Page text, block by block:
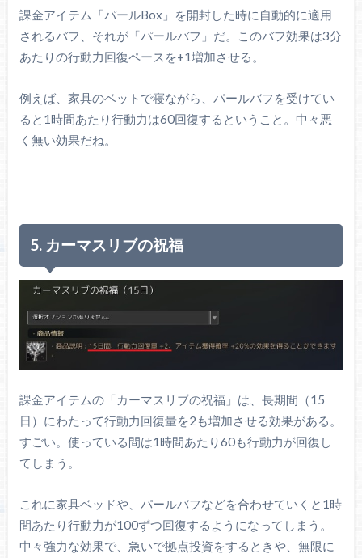
課金アイテム「パールBox」を開封した時に自動的に適用
されるバフ、それが「パールバフ」だ。このバフ効果は3分
あたりの行動力回復ペースを+1増加させる。
例えば、家具のベットで寝ながら、パールバフを受けてい
ると1時間あたり行動力は60回復するということ。中々悪
く無い効果だね。
5. カーマスリブの祝福
課金アイテムの「カーマスリブの祝福」は、長期間（15
日）にわたって行動力回復量を2も増加させる効果がある。
すごい。使っている間は1時間あたり60も行動力が回復し
てしまう。
これに家具ベッドや、パールバフなどを合わせていくと1時
間あたり行動力が100ずつ回復するようになってしまう。
中々強力な効果で、急いで拠点投資をするときや、無限に